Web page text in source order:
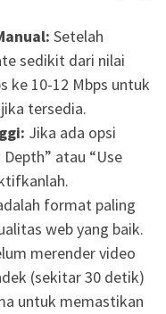
Setelah
sedikit dari nilai
ke 10-12 Mbps untuk
tersedia.
Jika ada opsi
atau “Use
format paling
web yang baik.
merender video
(sekitar 30 detik)
untuk memastikan